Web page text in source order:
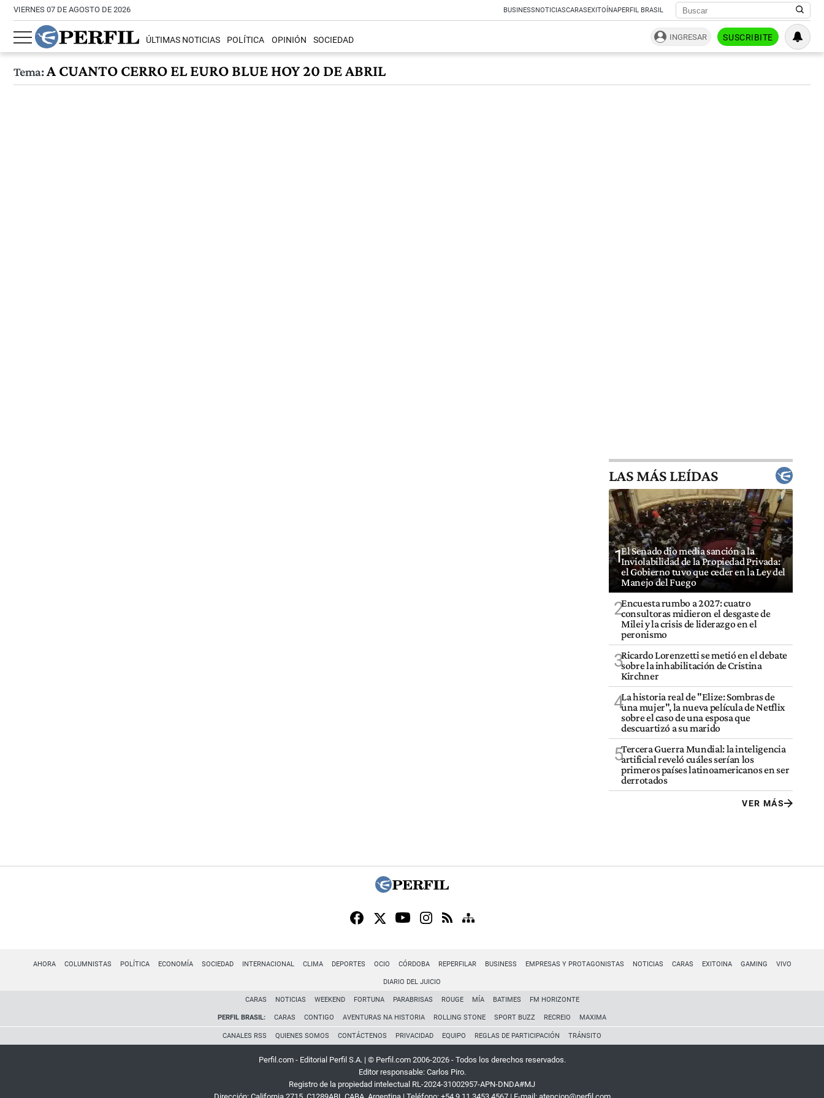
VIERNES 07 DE AGOSTO DE 2026 BUSINESSNOTICIASCARASEXITOÍNAPERFIL BRASIL
ÚLTIMAS NOTICIAS POLÍTICA OPINIÓN SOCIEDAD INGRESAR SUSCRIBITE
Tema:A CUANTO CERRO EL EURO BLUE HOY 20 DE ABRIL
LAS MÁS LEÍDAS
1El Senado dio media sanción a la
Inviolabilidad de la Propiedad Privada:
el Gobierno tuvo que ceder en la Ley del
Manejo del Fuego
2Encuesta rumbo a 2027: cuatro
consultoras midieron el desgaste de
Milei y la crisis de liderazgo en el
peronismo
3Ricardo Lorenzetti se metió en el debate
sobre la inhabilitación de Cristina
Kirchner
4La historia real de "Elize: Sombras de
una mujer", la nueva película de Netflix
sobre el caso de una esposa que
descuartizó a su marido
5Tercera Guerra Mundial: la inteligencia
artificial reveló cuáles serían los
primeros países latinoamericanos en ser
derrotados
VER MÁS
AHORA COLUMNISTAS POLÍTICA ECONOMÍA SOCIEDAD INTERNACIONAL CLIMA DEPORTES OCIO CÓRDOBA REPERFILAR BUSINESS EMPRESAS Y PROTAGONISTAS NOTICIAS CARAS EXITOINA GAMING VIVO
DIARIO DEL JUICIO
CARAS NOTICIAS WEEKEND FORTUNA PARABRISAS ROUGE MÍA BATIMES FM HORIZONTE
PERFIL BRASIL: CARAS CONTIGO AVENTURAS NA HISTORIA ROLLING STONE SPORT BUZZ RECREIO MAXIMA
CANALES RSS QUIENES SOMOS CONTÁCTENOS PRIVACIDAD EQUIPO REGLAS DE PARTICIPACIÓN TRÁNSITO
Perfil.com - Editorial Perfil S.A. | © Perfil.com 2006-2026 - Todos los derechos reservados.
Editor responsable: Carlos Piro.
Registro de la propiedad intelectual RL-2024-31002957-APN-DNDA#MJ